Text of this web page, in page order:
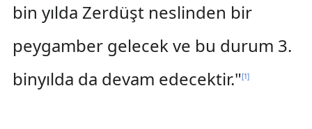
bin yılda Zerdüşt neslinden bir
peygamber gelecek ve bu durum 3.
binyılda da devam edecektir."[1]